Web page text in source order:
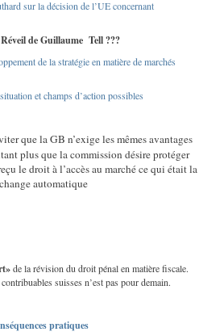
sur la décision de l’UE concernant
de Guillaume Tell ???
de la stratégie en matière de marchés
et champs d’action possibles
que la GB n’exige les mêmes avantages
plus que la commission désire protéger
le droit à l’accès au marché ce qui était la
automatique
de la révision du droit pénal en matière fiscale.
suisses n’est pas pour demain.
pratiques